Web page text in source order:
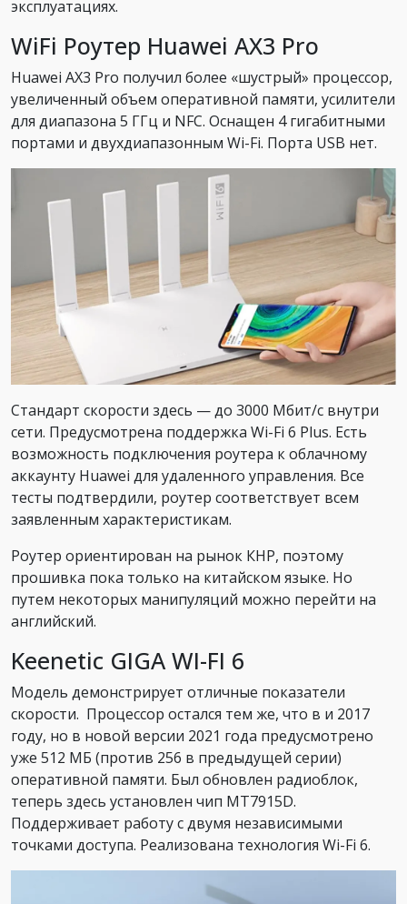
эксплуатациях.
WiFi Роутер Huawei AX3 Pro
Huawei AX3 Pro получил более «шустрый» процессор,
увеличенный объем оперативной памяти, усилители
для диапазона 5 ГГц и NFC. Оснащен 4 гигабитными
портами и двухдиапазонным Wi-Fi. Порта USB нет.
Стандарт скорости здесь — до 3000 Мбит/с внутри
сети. Предусмотрена поддержка Wi-Fi 6 Plus. Есть
возможность подключения роутера к облачному
аккаунту Huawei для удаленного управления. Все
тесты подтвердили, роутер соответствует всем
заявленным характеристикам.
Роутер ориентирован на рынок КНР, поэтому
прошивка пока только на китайском языке. Но
путем некоторых манипуляций можно перейти на
английский.
Keenetic GIGA WI-FI 6
Модель демонстрирует отличные показатели
скорости. Процессор остался тем же, что в и 2017
году, но в новой версии 2021 года предусмотрено
уже 512 МБ (против 256 в предыдущей серии)
оперативной памяти. Был обновлен радиоблок,
теперь здесь установлен чип MT7915D.
Поддерживает работу с двумя независимыми
точками доступа. Реализована технология Wi-Fi 6.